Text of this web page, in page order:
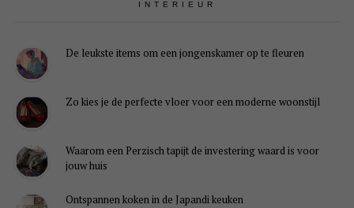
INTERIEUR
De leukste items om een jongenskamer op te fleuren
Zo kies je de perfecte vloer voor een moderne woonstijl
Waarom een Perzisch tapijt de investering waard is voor
jouw huis
Ontspannen koken in de Japandi keuken